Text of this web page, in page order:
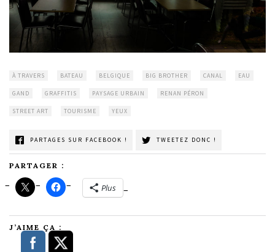
À TRAVERS BATEAU BELGIQUE BIG BROTHER CANAL EAU
GAND GRAFFITIS PAYSAGE URBAIN RENAN PÉRON
STREET ART TOURISME YEUX
PARTAGES SUR FACEBOOK ! TWEETEZ DONC !
PARTAGER :
Plus
J’AIME ÇA :